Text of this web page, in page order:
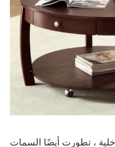
، تطورت أيضًا السمات